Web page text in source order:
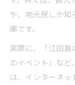
や、地元民しか
庫です。
実際に、「江田
のイベント」な
は、インターネ